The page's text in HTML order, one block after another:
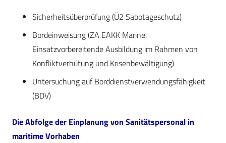
Sicherheitsüberprüfung (Ü2 Sabotageschutz)
Bordeinweisung (ZA EAKK Marine:
Einsatzvorbereitende Ausbildung im Rahmen von
Konfliktverhütung und Krisenbewältigung)
Untersuchung auf Borddienstverwendungsfähigkeit
(BDV)
Die Abfolge der Einplanung von Sanitätspersonal in
maritime Vorhaben